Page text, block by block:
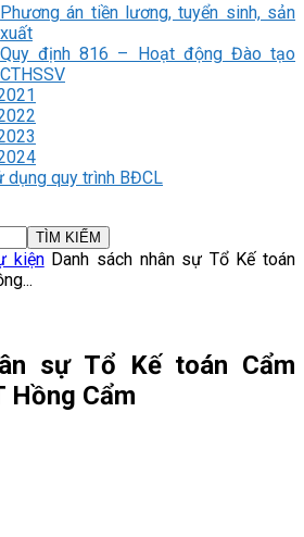
Phương án tiền lương, tuyển sinh, sản
xuất
Quy định 816 – Hoạt động Đào tạo
CTHSSV
dụng quy trình BĐCL
kiện Danh sách nhân sự Tổ Kế toán
sự Tổ Kế toán Cẩm
Hồng Cẩm